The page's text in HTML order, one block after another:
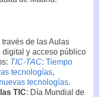
través de las Aulas
digital y acceso público
TIC-TAC: Tiempo
tecnologías,
tecnologías.
TIC: Día Mundial de